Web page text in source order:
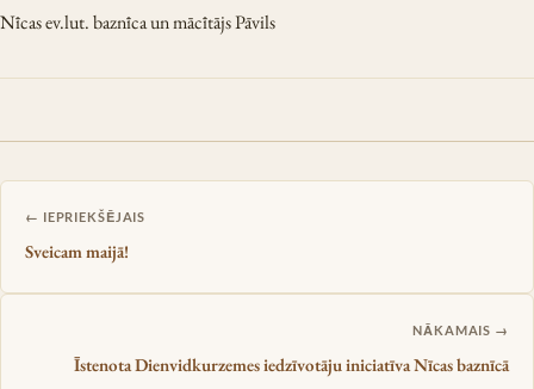
Nīcas ev.lut. baznīca un mācītājs Pāvils
Ziņu izvēlne
← IEPRIEKŠĒJAIS
Sveicam maijā!
NĀKAMAIS →
Īstenota Dienvidkurzemes iedzīvotāju iniciatīva Nīcas baznīcā